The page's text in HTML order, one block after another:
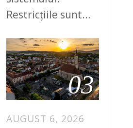
Restricțiile sunt…
03
AUGUST 6, 2026